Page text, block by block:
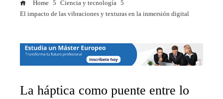
Home
Ciencia y tecnología
El impacto de las vibraciones y texturas en la inmersión digital
La háptica como puente entre lo